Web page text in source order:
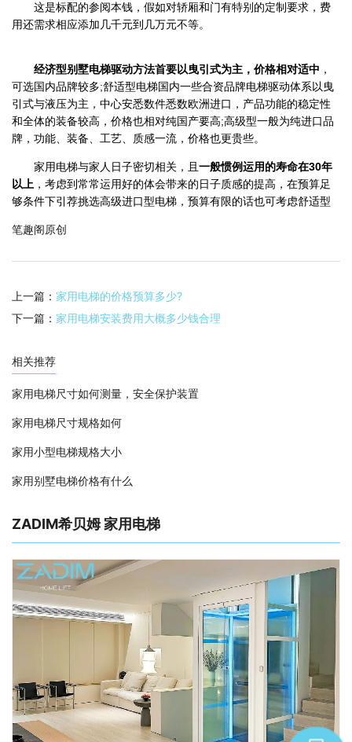
这是标配的参阅本钱，假如对轿厢和门有特别的定制要求，费
用还需求相应添加几千元到几万元不等。
经济型别墅电梯驱动方法首要以曳引式为主，价格相对适中 ，
可选国内品牌较多;舒适型电梯国内一些合资品牌电梯驱动体系以曳
引式与液压为主，中心安悉数件悉数欧洲进口，产品功能的稳定性
和全体的装备较高，价格也相对纯国产要高;高级型一般为纯进口品
牌，功能、装备、工艺、质感一流，价格也更贵些。
家用电梯与家人日子密切相关，且 一般惯例运用的寿命在30年
以上 ，考虑到常常运用好的体会带来的日子质感的提高，在预算足
够条件下引荐挑选高级进口型电梯，预算有限的话也可考虑舒适型
笔趣阁原创
上一篇： 家用电梯的价格预算多少?
下一篇： 家用电梯安装费用大概多少钱合理
相关推荐
家用电梯尺寸如何测量，安全保护装置
家用电梯尺寸规格如何
家用小型电梯规格大小
家用别墅电梯价格有什么
ZADIM希贝姆 家用电梯